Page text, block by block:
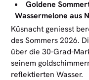
Goldene
Wassermelone aus
Küsnacht geniesst
des Sommers 2026.
über die 30-Grad-
seinem
reflektierten Wasser.